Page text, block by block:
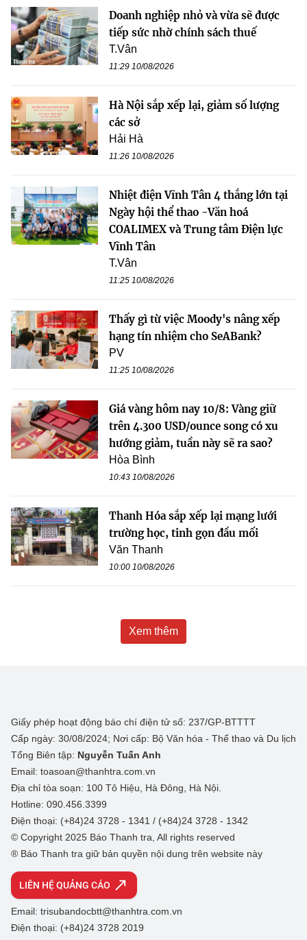
Doanh nghiệp nhỏ và vừa sẽ được
tiếp sức nhờ chính sách thuế
T.Vân
11:29 10/08/2026
Hà Nội sắp xếp lại, giảm số lượng
các sở
Hải Hà
11:26 10/08/2026
Nhiệt điện Vĩnh Tân 4 thắng lớn tại
Ngày hội thể thao -Văn hoá
COALIMEX và Trung tâm Điện lực
Vĩnh Tân
T.Vân
11:25 10/08/2026
Thấy gì từ việc Moody's nâng xếp
hạng tín nhiệm cho SeABank?
PV
11:25 10/08/2026
Giá vàng hôm nay 10/8: Vàng giữ
trên 4.300 USD/ounce song có xu
hướng giảm, tuần này sẽ ra sao?
Hòa Bình
10:43 10/08/2026
Thanh Hóa sắp xếp lại mạng lưới
trường học, tinh gọn đầu mối
Văn Thanh
10:00 10/08/2026
Xem thêm
Giấy phép hoạt động báo chí điện tử số: 237/GP-BTTTT
Cấp ngày: 30/08/2024; Nơi cấp: Bộ Văn hóa - Thể thao và Du lịch
Tổng Biên tập: Nguyễn Tuấn Anh
Email: toasoan@thanhtra.com.vn
Địa chỉ tòa soạn: 100 Tô Hiệu, Hà Đông, Hà Nội.
Hotline: 090.456.3399
Điện thoại: (+84)24 3728 - 1341 / (+84)24 3728 - 1342
© Copyright 2025 Báo Thanh tra, All rights reserved
® Báo Thanh tra giữ bản quyền nội dung trên website này
LIÊN HỆ QUẢNG CÁO
Email: trisubandocbtt@thanhtra.com.vn
Điện thoại: (+84)24 3728 2019